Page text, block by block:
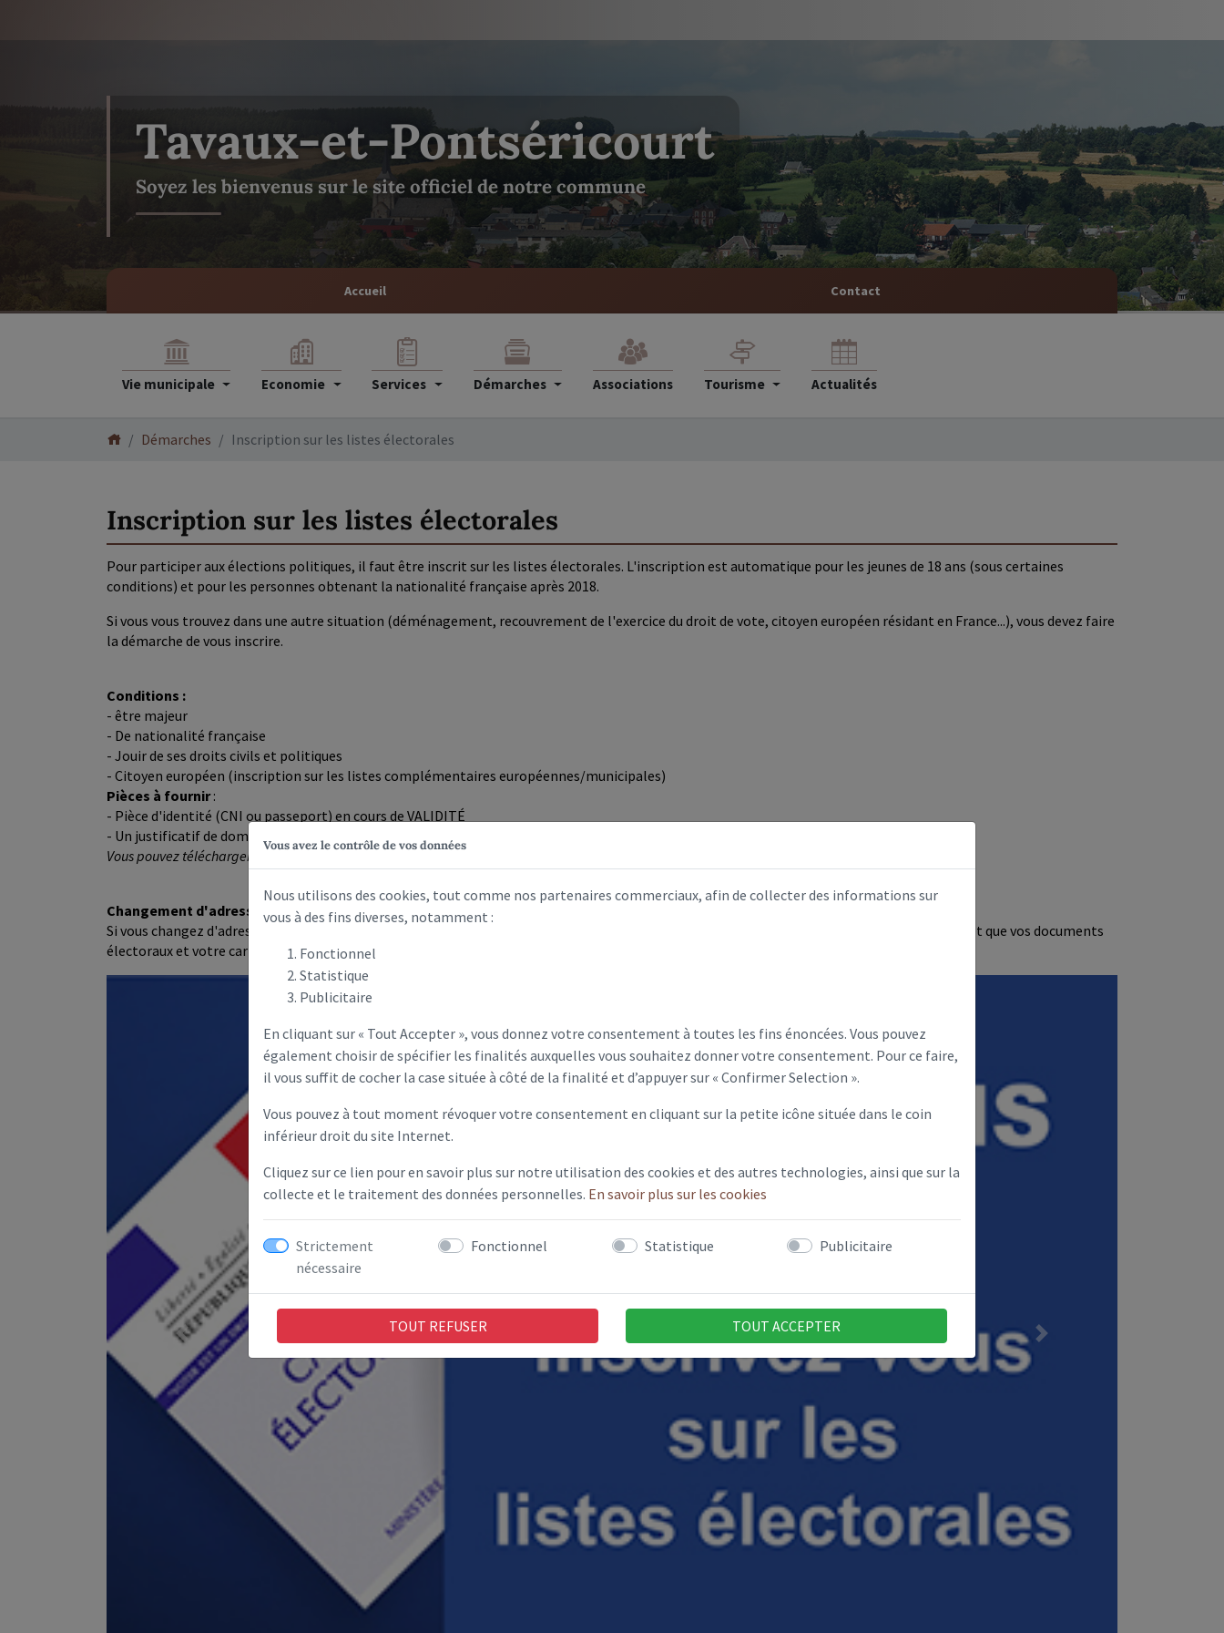
Vous avez le contrôle de vos données
Nous utilisons des cookies, tout comme nos partenaires commerciaux, afin de collecter des informations sur
vous à des fins diverses, notamment :
Fonctionnel
Statistique
Publicitaire
En cliquant sur « Tout Accepter », vous donnez votre consentement à toutes les fins énoncées. Vous pouvez
également choisir de spécifier les finalités auxquelles vous souhaitez donner votre consentement. Pour ce faire,
il vous suffit de cocher la case située à côté de la finalité et d’appuyer sur « Confirmer Selection ».
Vous pouvez à tout moment révoquer votre consentement en cliquant sur la petite icône située dans le coin
inférieur droit du site Internet.
Cliquez sur ce lien pour en savoir plus sur notre utilisation des cookies et des autres technologies, ainsi que sur la
collecte et le traitement des données personnelles. En savoir plus sur les cookies
Strictement
nécessaire
Fonctionnel Statistique Publicitaire
TOUT REFUSER TOUT ACCEPTER
Tavaux-et-Pontséricourt
Soyez les bienvenus sur le site officiel de notre commune
Accueil Contact
Vie municipale Economie Services Démarches Associations Tourisme Actualités
Démarches Inscription sur les listes électorales
Inscription sur les listes électorales
Pour participer aux élections politiques, il faut être inscrit sur les listes électorales. L'inscription est automatique pour les jeunes de 18 ans (sous certaines
conditions) et pour les personnes obtenant la nationalité française après 2018.
Si vous vous trouvez dans une autre situation (déménagement, recouvrement de l'exercice du droit de vote, citoyen européen résidant en France...), vous devez faire
la démarche de vous inscrire.
Conditions :
- être majeur
- De nationalité française
- Jouir de ses droits civils et politiques
- Citoyen européen (inscription sur les listes complémentaires européennes/municipales)
Pièces à fournir:
- Pièce d'identité (CNI ou passeport) en cours de VALIDITÉ
- Un justificatif de domicile (moins de 3 mois)
Vous pouvez télécharger le formulaire d'inscription Cerfa 12669 ou 12671/12670 (listes complémentaires)ou utiliser le site des démarches en ligne.
Changement d'adresse sur la commune :
Si vous changez d'adresse sur la commune, pensez à la signaler au service Elections afin que la modification soit faite sur la liste électorale et que vos documents
électoraux et votre carte d'électeur puissent vous parvenir.
Previous Next